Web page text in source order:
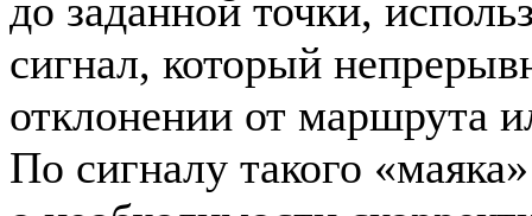
до заданной точки,
сигнал, который
отклонении от маршрута
По сигналу такого